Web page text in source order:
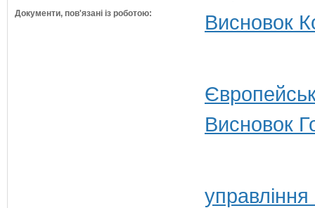
Документи, пов'язані із роботою: Висновок
Висновок